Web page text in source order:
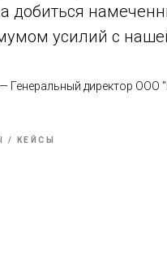
добиться
усилий с
Генеральный директор ООО
/ КЕЙСЫ